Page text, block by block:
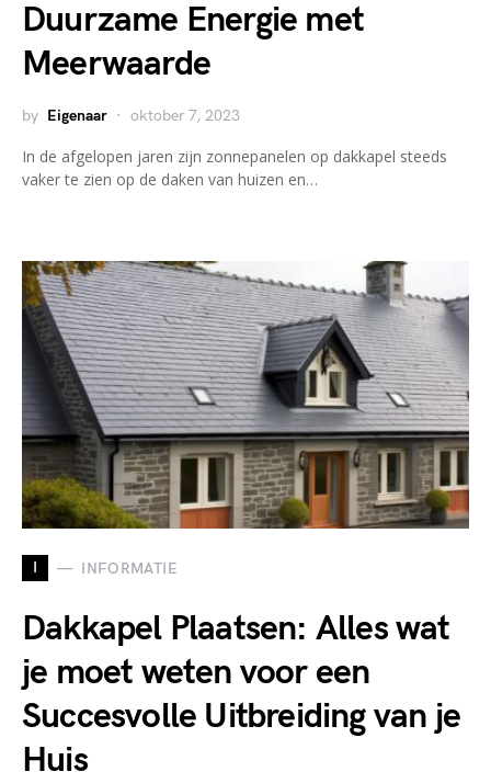
Duurzame Energie met
Meerwaarde
by Eigenaar oktober 7, 2023
In de afgelopen jaren zijn zonnepanelen op dakkapel steeds
vaker te zien op de daken van huizen en…
I INFORMATIE
Dakkapel Plaatsen: Alles wat
je moet weten voor een
Succesvolle Uitbreiding van je
Huis